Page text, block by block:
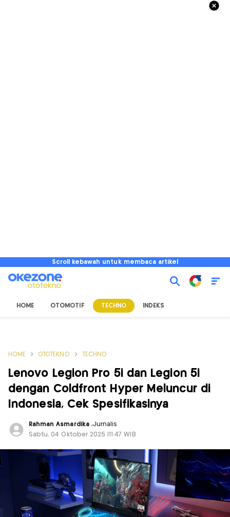
Scroll kebawah untuk membaca artikel
HOME OTOMOTIF TECHNO INDEKS
HOME OTOTEKNO TECHNO
Lenovo Legion Pro 5i dan Legion 5i
dengan Coldfront Hyper Meluncur di
Indonesia, Cek Spesifikasinya
Rahman Asmardika ,Jurnalis
Sabtu, 04 Oktober 2025 |11:47 WIB